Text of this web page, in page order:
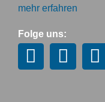
mehr erfahren
Folge uns: